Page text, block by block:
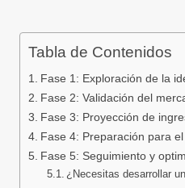
Tabla de Contenidos
Fase 1: Exploración de la
Fase 2: Validación del
Fase 3: Proyección de
Fase 4: Preparación para
Fase 5: Seguimiento y
¿Necesitas desarrollar